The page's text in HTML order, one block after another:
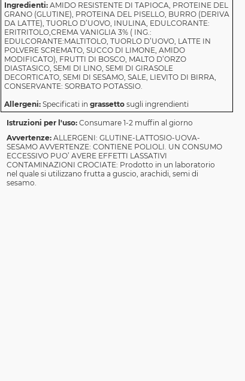
Ingredienti: AMIDO RESISTENTE DI TAPIOCA, PROTEINE DEL
GRANO (GLUTINE), PROTEINA DEL PISELLO, BURRO (DERIVA
DA LATTE), TUORLO D’UOVO, INULINA, EDULCORANTE:
ERITRITOLO,CREMA VANIGLIA 3% ( ING.:
EDULCORANTE:MALTITOLO, TUORLO D’UOVO, LATTE IN
POLVERE SCREMATO, SUCCO DI LIMONE, AMIDO
MODIFICATO), FRUTTI DI BOSCO, MALTO D’ORZO
DIASTASICO, SEMI DI LINO, SEMI DI GIRASOLE
DECORTICATO, SEMI DI SESAMO, SALE, LIEVITO DI BIRRA,
CONSERVANTE: SORBATO POTASSIO.
Allergeni: Specificati in grassettosugli ingrendienti
Istruzioni per l'uso: Consumare 1-2 muffin al giorno
Avvertenze: ALLERGENI: GLUTINE-LATTOSIO-UOVA-
SESAMO AVVERTENZE: CONTIENE POLIOLI. UN CONSUMO
ECCESSIVO PUO’ AVERE EFFETTI LASSATIVI
CONTAMINAZIONI CROCIATE: Prodotto in un laboratorio
nel quale si utilizzano frutta a guscio, arachidi, semi di
sesamo.